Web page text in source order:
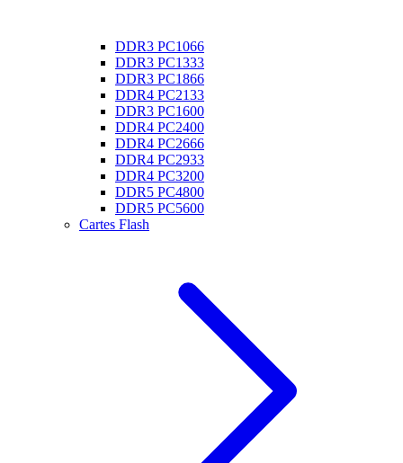
DDR3 PC1066
DDR3 PC1333
DDR3 PC1866
DDR4 PC2133
DDR3 PC1600
DDR4 PC2400
DDR4 PC2666
DDR4 PC2933
DDR4 PC3200
DDR5 PC4800
DDR5 PC5600
Cartes Flash